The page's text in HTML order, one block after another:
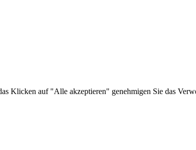
Klicken auf "Alle akzeptieren" genehmigen Sie das